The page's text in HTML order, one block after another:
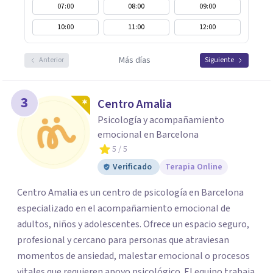
07:00 08:00
09:00
10:00
11:00 12:00
Anterior Más días Siguiente
3 Centro Amalia
Psicología y acompañamiento
emocional en Barcelona
5 / 5
Verificado
Terapia Online
Centro Amalia es un centro de psicología en Barcelona
especializado en el acompañamiento emocional de
adultos, niños y adolescentes. Ofrece un espacio seguro,
profesional y cercano para personas que atraviesan
momentos de ansiedad, malestar emocional o procesos